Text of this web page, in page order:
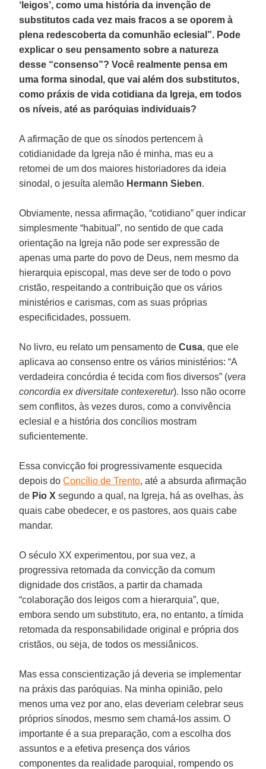
‘leigos’, como uma história da invenção de
substitutos cada vez mais fracos a se oporem à
plena redescoberta da comunhão eclesial”. Pode
explicar o seu pensamento sobre a natureza
desse “consenso”? Você realmente pensa em
uma forma sinodal, que vai além dos substitutos,
como práxis de vida cotidiana da Igreja, em todos
os níveis, até as paróquias individuais?
A afirmação de que os sínodos pertencem à
cotidianidade da Igreja não é minha, mas eu a
retomei de um dos maiores historiadores da ideia
sinodal, o jesuíta alemão Hermann Sieben.
Obviamente, nessa afirmação, “cotidiano” quer indicar
simplesmente “habitual”, no sentido de que cada
orientação na Igreja não pode ser expressão de
apenas uma parte do povo de Deus, nem mesmo da
hierarquia episcopal, mas deve ser de todo o povo
cristão, respeitando a contribuição que os vários
ministérios e carismas, com as suas próprias
especificidades, possuem.
No livro, eu relato um pensamento deCusa, que ele
aplicava ao consenso entre os vários ministérios: “A
verdadeira concórdia é tecida com fios diversos” (vera
concordia ex diversitate contexeretur). Isso não ocorre
sem conflitos, às vezes duros, como a convivência
eclesial e a história dos concílios mostram
suficientemente.
Essa convicção foi progressivamente esquecida
depois doConcílio de Trento, até a absurda afirmação
de Pio X segundo a qual, na Igreja, há as ovelhas, às
quais cabe obedecer, e os pastores, aos quais cabe
mandar.
O século XX experimentou, por sua vez, a
progressiva retomada da convicção da comum
dignidade dos cristãos, a partir da chamada
“colaboração dos leigos com a hierarquia”, que,
embora sendo um substituto, era, no entanto, a tímida
retomada da responsabilidade original e própria dos
cristãos, ou seja, de todos os messiânicos.
Mas essa conscientização já deveria se implementar
na práxis das paróquias. Na minha opinião, pelo
menos uma vez por ano, elas deveriam celebrar seus
próprios sínodos, mesmo sem chamá-los assim. O
importante é a sua preparação, com a escolha dos
assuntos e a efetiva presença dos vários
componentes da realidade paroquial, rompendo os